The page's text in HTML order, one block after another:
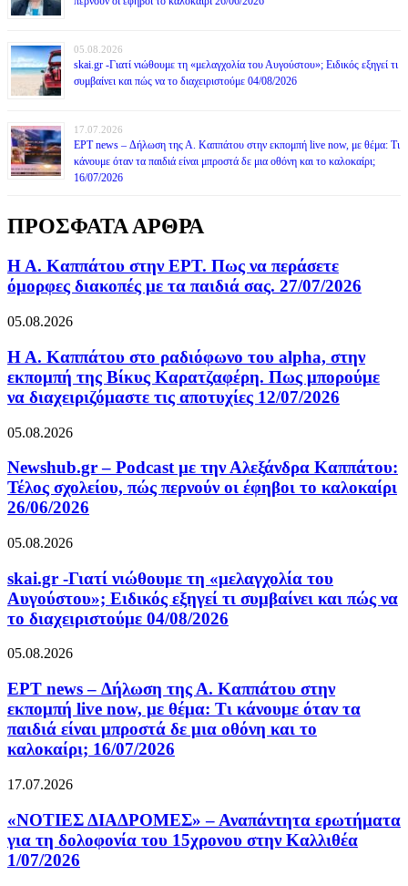
05.08.2026
skai.gr -Γιατί νιώθουμε τη «μελαγχολία του Αυγούστου»; Ειδικός εξηγεί τι
συμβαίνει και πώς να το διαχειριστούμε 04/08/2026
17.07.2026
ΕΡΤ news – Δήλωση της Α. Καππάτου στην εκπομπή live now, με θέμα: Τι
κάνουμε όταν τα παιδιά είναι μπροστά δε μια οθόνη και το καλοκαίρι;
16/07/2026
ΠΡΟΣΦΑΤΑ ΑΡΘΡΑ
Η Α. Καππάτου στην ΕΡΤ. Πως να περάσετε
όμορφες διακοπές με τα παιδιά σας. 27/07/2026
05.08.2026
Η Α. Καππάτου στο ραδιόφωνο του alpha, στην
εκπομπή της Βίκυς Καρατζαφέρη. Πως μπορούμε
να διαχειριζόμαστε τις αποτυχίες 12/07/2026
05.08.2026
Newshub.gr – Podcast με την Αλεξάνδρα Καππάτου:
Τέλος σχολείου, πώς περνούν οι έφηβοι το καλοκαίρι
26/06/2026
05.08.2026
skai.gr -Γιατί νιώθουμε τη «μελαγχολία του
Αυγούστου»; Ειδικός εξηγεί τι συμβαίνει και πώς να
το διαχειριστούμε 04/08/2026
05.08.2026
ΕΡΤ news – Δήλωση της Α. Καππάτου στην
εκπομπή live now, με θέμα: Τι κάνουμε όταν τα
παιδιά είναι μπροστά δε μια οθόνη και το
καλοκαίρι; 16/07/2026
17.07.2026
«ΝΟΤΙΕΣ ΔΙΑΔΡΟΜΕΣ» – Αναπάντητα ερωτήματα
για τη δολοφονία του 15χρονου στην Καλλιθέα
1/07/2026